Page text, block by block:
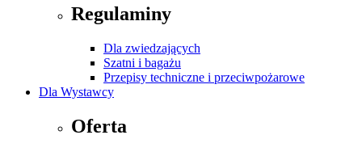
Regulaminy
Dla zwiedzających
Szatni i bagażu
Przepisy techniczne i przeciwpożarowe
Dla Wystawcy
Oferta